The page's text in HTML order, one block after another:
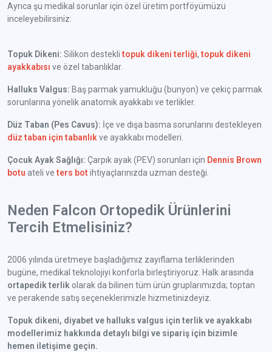
Ayrıca şu medikal sorunlar için özel üretim portföyümüzü
inceleyebilirsiniz:
Topuk Dikeni: Silikon desteklitopuk dikeni terliği,topuk dikeni
ayakkabısı ve özel tabanlıklar.
Halluks Valgus: Baş parmak yamukluğu (bunyon) ve çekiç parmak
sorunlarına yönelik anatomik ayakkabı ve terlikler.
Düz Taban (Pes Cavus): İçe ve dışa basma sorunlarını destekleyen
düz taban için tabanlık ve ayakkabı modelleri.
Çocuk Ayak Sağlığı: Çarpık ayak (PEV) sorunları için Dennis Brown
botu ateli veters bot ihtiyaçlarınızda uzman desteği.
Neden Falcon Ortopedik Ürünlerini
Tercih Etmelisiniz?
2006 yılında üretmeye başladığımız zayıflama terliklerinden
bugüne, medikal teknolojiyi konforla birleştiriyoruz. Halk arasında
ortapedik terlik olarak da bilinen tüm ürün gruplarımızda; toptan
ve perakende satış seçeneklerimizle hizmetinizdeyiz.
Topuk dikeni, diyabet ve halluks valgus için terlik ve ayakkabı
modellerimiz hakkında detaylı bilgi ve sipariş için bizimle
hemen iletişime geçin.